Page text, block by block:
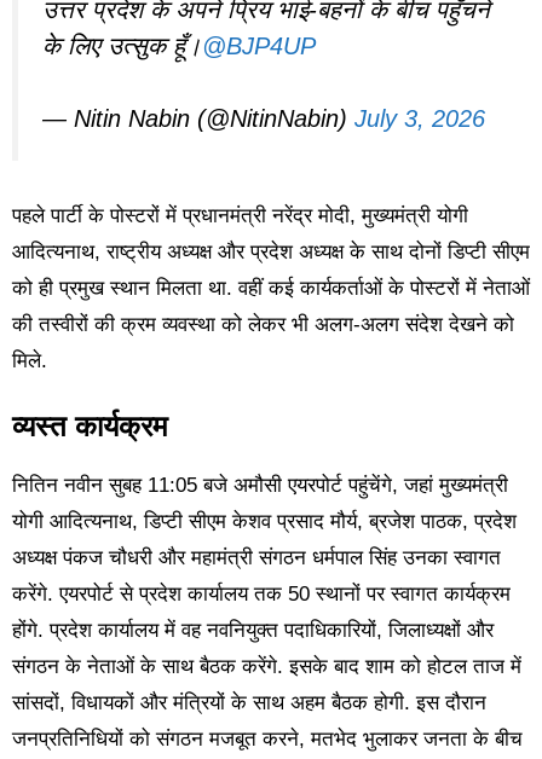
उत्तर प्रदेश के अपने प्रिय भाई-बहनों के बीच पहुँचने
के लिए उत्सुक हूँ।@BJP4UP
— Nitin Nabin (@NitinNabin) July 3, 2026
पहले पार्टी के पोस्टरों में प्रधानमंत्री नरेंद्र मोदी, मुख्यमंत्री योगी
आदित्यनाथ, राष्ट्रीय अध्यक्ष और प्रदेश अध्यक्ष के साथ दोनों डिप्टी सीएम
को ही प्रमुख स्थान मिलता था. वहीं कई कार्यकर्ताओं के पोस्टरों में नेताओं
की तस्वीरों की क्रम व्यवस्था को लेकर भी अलग-अलग संदेश देखने को
मिले.
व्यस्त कार्यक्रम
नितिन नवीन सुबह 11:05 बजे अमौसी एयरपोर्ट पहुंचेंगे, जहां मुख्यमंत्री
योगी आदित्यनाथ, डिप्टी सीएम केशव प्रसाद मौर्य, ब्रजेश पाठक, प्रदेश
अध्यक्ष पंकज चौधरी और महामंत्री संगठन धर्मपाल सिंह उनका स्वागत
करेंगे. एयरपोर्ट से प्रदेश कार्यालय तक 50 स्थानों पर स्वागत कार्यक्रम
होंगे. प्रदेश कार्यालय में वह नवनियुक्त पदाधिकारियों, जिलाध्यक्षों और
संगठन के नेताओं के साथ बैठक करेंगे. इसके बाद शाम को होटल ताज में
सांसदों, विधायकों और मंत्रियों के साथ अहम बैठक होगी. इस दौरान
जनप्रतिनिधियों को संगठन मजबूत करने, मतभेद भुलाकर जनता के बीच